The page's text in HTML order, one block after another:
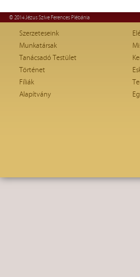
© 2014 Jézus Szíve Ferences Plébánia
Szerzeteseink
Munkatársak
Tanácsadó Testület
Történet
Fíliák
Alapítvány